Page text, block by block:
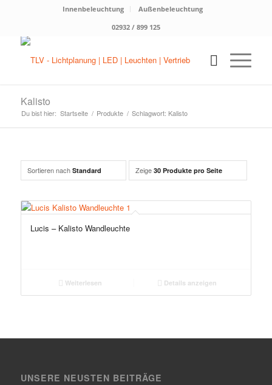
Innenbeleuchtung
Außenbeleuchtung
02932 / 899 125
Kalisto
Du bist hier: Startseite / Produkte / Schlagwort: Kalisto
Sortieren nach Standard Zeige 30 Produkte pro Seite
Lucis – Kalisto Wandleuchte
Weiterlesen Details anzeigen
UNSERE NEUSTEN BEITRÄGE